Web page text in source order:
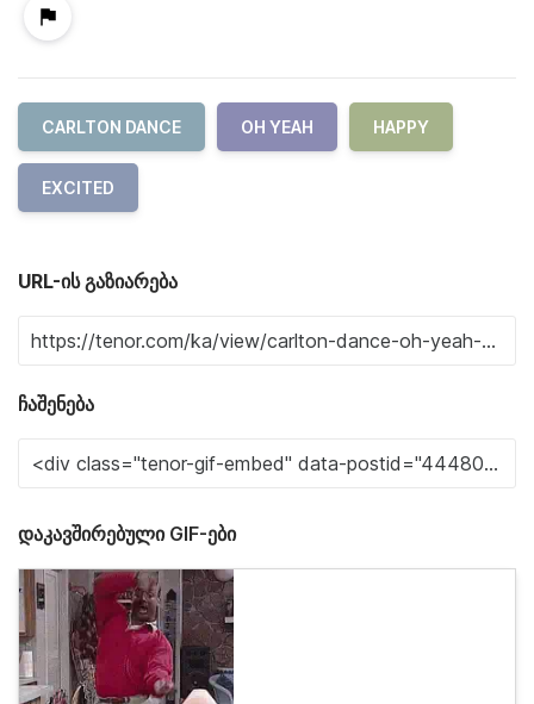
CARLTON DANCE OH YEAH HAPPY
EXCITED
URL-ის გაზიარება
ჩაშენება
დაკავშირებული GIF-ები